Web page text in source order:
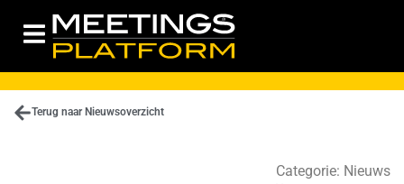
Terug naar Nieuwsoverzicht
Categorie: Nieuws